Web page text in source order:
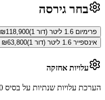
בחר גירסה
פרימיום 1.6 ליטר (דור 1) ₪118,900
אינספייר 1.6 ליטר (דור 1)
₪63,800
עלויות אחזקה
הערכת עלויות שנתיות על בסיס 15,000 ק״מ בשנה